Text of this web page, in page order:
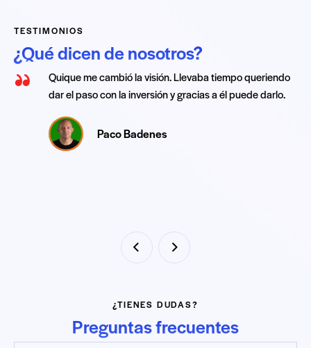
TESTIMONIOS
¿Qué dicen de nosotros?
Quique me cambió la visión. Llevaba tiempo queriendo
dar el paso con la inversión y gracias a él puede darlo.
Paco Badenes
¿TIENES DUDAS?
Preguntas frecuentes